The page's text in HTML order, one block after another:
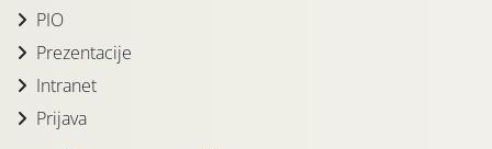
PIO
Prezentacije
Intranet
Prijava